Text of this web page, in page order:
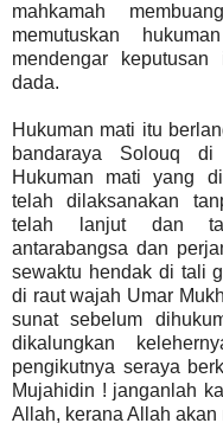
mahkamah
memutuskan
mendengar
dada.
Hukuman mati itu
bandaraya Solouq
Hukuman mati yang
telah dilaksanakan
telah lanjut dan
antarabangsa dan
sewaktu hendak di tali
di raut wajah Umar
sunat sebelum
dikalungkan
pengikutnya seraya
Mujahidin ! janganlah
Allah, kerana Allah